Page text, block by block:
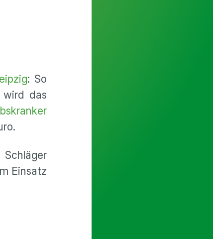
: So
wird das
Einsatz